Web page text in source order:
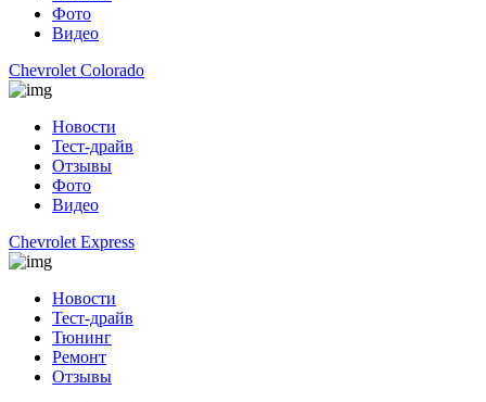
Фото
Видео
Chevrolet Colorado
Новости
Тест-драйв
Отзывы
Фото
Видео
Chevrolet Express
Новости
Тест-драйв
Тюнинг
Ремонт
Отзывы